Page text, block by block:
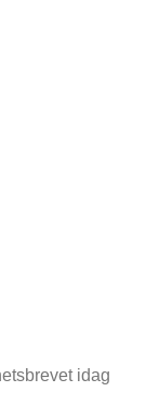
idag